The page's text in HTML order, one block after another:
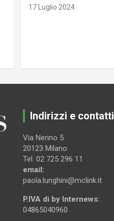
17 Luglio 2024
Indirizzi e contatti
Via Nerino 5
20123 Milano
Tel. 02 725 296 11
email:
paola.lunghini@mclink.it
P.IVA di by Internews:
04865040960